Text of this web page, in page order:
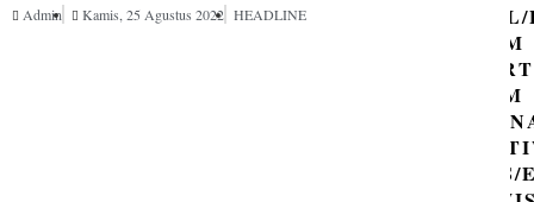
HUKUM
RAGAM
Admin Kamis, 25 Agustus 2022 HEADLINE